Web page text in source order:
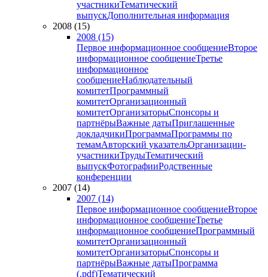
участникиТематический
выпускДополнительная информация
2008 (15)
2008 (15)
Первое информационное сообщениеВторое
информационное сообщениеТретье
информационное
сообщениеНаблюдательный
комитетПрограммный
комитетОрганизационный
комитетОрганизаторыСпонсоры и
партнёрыВажные датыПриглашенные
докладчикиПрограммаПрограммы по
темамАвторский указательОрганизации-
участникиТрудыТематический
выпускФотографииРодственные
конференции
2007 (14)
2007 (14)
Первое информационное сообщениеВторое
информационное сообщениеТретье
информационное сообщениеПрограммный
комитетОрганизационный
комитетОрганизаторыСпонсоры и
партнёрыВажные датыПрограмма
(.pdf)Тематический